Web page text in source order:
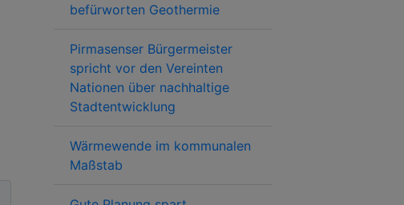
befürworten Geothermie
Pirmasenser Bürgermeister
spricht vor den Vereinten
Nationen über nachhaltige
Stadtentwicklung
Wärmewende im kommunalen
Maßstab